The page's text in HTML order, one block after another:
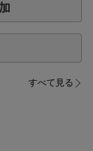
すべて見る